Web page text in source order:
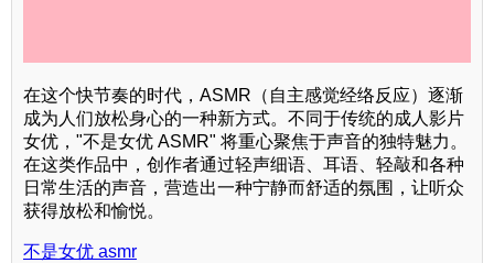
在这个快节奏的时代，ASMR（自主感觉经络反应）逐渐
成为人们放松身心的一种新方式。不同于传统的成人影片
女优，"不是女优 ASMR" 将重心聚焦于声音的独特魅力。
在这类作品中，创作者通过轻声细语、耳语、轻敲和各种
日常生活的声音，营造出一种宁静而舒适的氛围，让听众
获得放松和愉悦。
不是女优 asmr